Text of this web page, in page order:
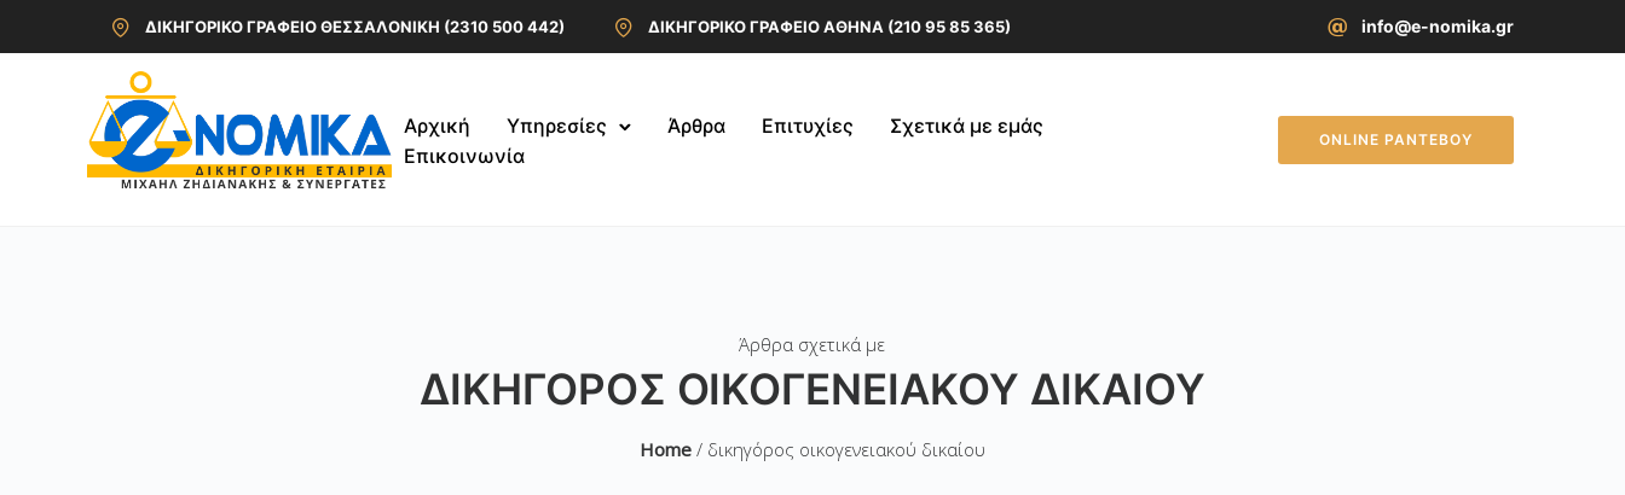
ΔΙΚΗΓΟΡΙΚΟ ΓΡΑΦΕΙΟ ΘΕΣΣΑΛΟΝΙΚΗ (2310 500 442) ΔΙΚΗΓΟΡΙΚΟ ΓΡΑΦΕΙΟ ΑΘΗΝΑ (210 95 85 365) info@e-nomika.gr
Αρχική Υπηρεσίες Άρθρα Επιτυχίες
Σχετικά με εμάς
Επικοινωνία
ONLINE ΡΑΝΤΕΒΟΥ
Άρθρα σχετικά με
ΔΙΚΗΓΌΡΟΣ ΟΙΚΟΓΕΝΕΙΑΚΟΎ ΔΙΚΑΊΟΥ
Home/ δικηγόρος οικογενειακού δικαίου